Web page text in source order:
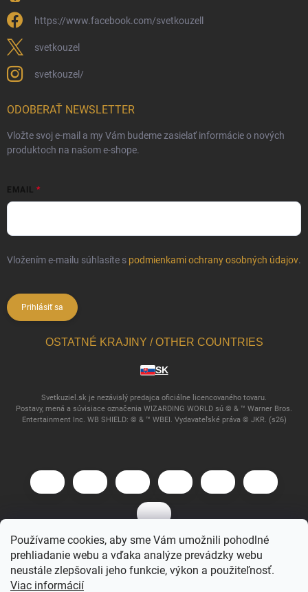
Používame cookies, aby sme Vám umožnili pohodlné
prehliadanie webu a vďaka analýze prevádzky webu
neustále zlepšovali jeho funkcie, výkon a použiteľnosť.
Viac informácií
https://www.facebook.com/svetkouzell
svetkouzel
svetkouzel/
ODOBERAŤ NEWSLETTER
Vložte svoj e-mail a my Vám budeme zasielať informácie o nových
produktoch na našom e-shope.
EMAIL
Vložením e-mailu súhlasíte s podmienkami ochrany osobných údajov.
Prihlásiť sa
OSTATNÉ KRAJINY / OTHER COUNTRIES
SK
Svetkuziel.sk je nezávislý predajca oficiálne licencovaného tovaru.
Postavy, mená a súvisiace označenia WIZARDING WORLD sú © & ™ Warner Bros.
Entertainment Inc. WB SHIELD: © & ™ WBEI. Vydavateľské práva © JKR. (s26)
Copyright 2026 Svet Kúziel . Všetky práva vyhradené.